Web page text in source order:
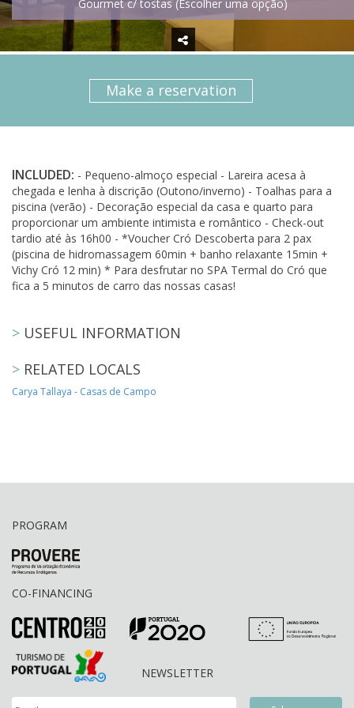
Gourmet c/ tostas (Escolher uma opção)
Make a reservation
INCLUDED: - Pequeno-almoço especial - Lareira acesa à
chegada e lenha à discrição (Outono/inverno) - Toalhas para a
piscina (verão) - Decoração especial da casa e quarto para
proporcionar um ambiente intimista e romântico - Check-out
tardio até às 16h00 - *Voucher Cró Descoberta para 2 pax
(piscina de hidromassagem 60min + banho relaxante 15min +
Vichy Cró 12 min) * Para desfrutar no SPA Termal do Cró que
fica a 5 minutos de carro das nossas casas!
> USEFUL INFORMATION
> RELATED LOCALS
Carya Tallaya - Casas de Campo
PROGRAM
CO-FINANCING
NEWSLETTER